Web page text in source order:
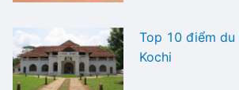
Top 10 điểm
Kochi